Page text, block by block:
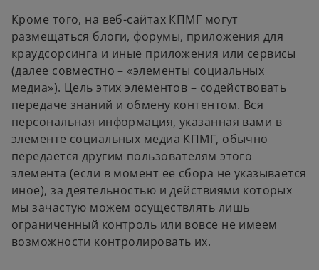
Кроме того, на веб-сайтах КПМГ могут
размещаться блоги, форумы, приложения для
краудсорсинга и иные приложения или сервисы
(далее совместно – «элементы социальных
медиа»). Цель этих элементов – содействовать
передаче знаний и обмену контентом. Вся
персональная информация, указанная вами в
элементе социальных медиа КПМГ, обычно
передается другим пользователям этого
элемента (если в момент ее сбора не указывается
иное), за деятельностью и действиями которых
мы зачастую можем осуществлять лишь
ограниченный контроль или вовсе не имеем
возможности контролировать их.